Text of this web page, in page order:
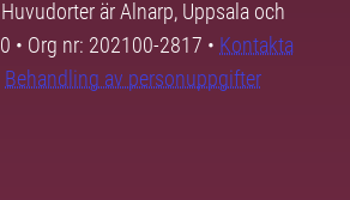
är Alnarp, Uppsala och
• Org nr: 202100-2817 • Kontakta
Behandling av personuppgifter